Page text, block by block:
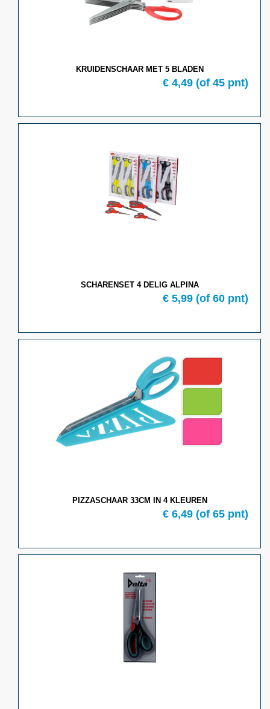
KRUIDENSCHAAR MET 5 BLADEN
€ 4,49 (of 45 pnt)
SCHARENSET 4 DELIG ALPINA
€ 5,99 (of 60 pnt)
PIZZASCHAAR 33CM IN 4 KLEUREN
€ 6,49 (of 65 pnt)